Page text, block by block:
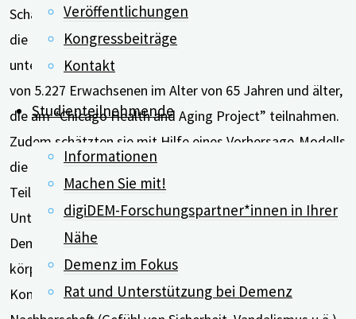
Veröffentlichungen
Kongressbeiträge
Kontakt
Studienteilnehmende
Informationen
Machen Sie mit!
digiDEM-Forschungspartner*innen in Ihrer
Nähe
Demenz im Fokus
Rat und Unterstützung bei Demenz
Schätzungen zur Lärmbelastung mit Informationen über
die Entwicklung der geistigen Leistungsfähigkeit. Dafür
untersuchten sie alle drei Jahre den kognitiven Zustand
von 5.227 Erwachsenen im Alter von 65 Jahren und älter,
die am “Chicago Health and Aging Project” teilnahmen.
Zudem schätzten sie mit Hilfe eines Vorhersage-Modells
die Lärmpegel in den Vierteln, in denen die
Teilnehmenden in den fünf Jahren vor den
Untersuchungen lebten. Für ihre Berechnungen des
Demenzrisikos berücksichtigen sie auch Faktoren wie
körperliche Aktivität, Bildung, Einkommenshöhe, soziale
Kontakte sowie Zufriedenheit innerhalb der